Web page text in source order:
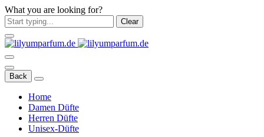
What you are looking for?
Clear
Back
Home
Damen Düfte
Herren Düfte
Unisex-Düfte